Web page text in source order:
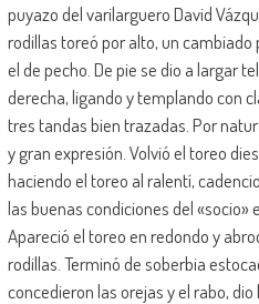
puyazo del varilarguero David
rodillas toreó por alto, un cambiado
el de pecho. De pie se dio a largar
derecha, ligando y templando con
tres tandas bien trazadas. Por
y gran expresión. Volvió el toreo
haciendo el toreo al ralentí,
las buenas condiciones del «socio»
Apareció el toreo en redondo y
rodillas. Terminó de soberbia
concedieron las orejas y el rabo,